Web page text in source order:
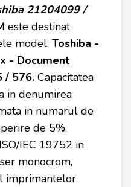
21204099 /
este destinat
model, Toshiba -
- Document
/ 576. Capacitatea
in denumirea
in numarul de
de 5%,
IEC 19752 in
monocrom,
imprimantelor